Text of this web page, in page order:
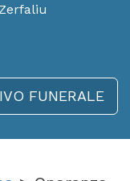
FUNERALE